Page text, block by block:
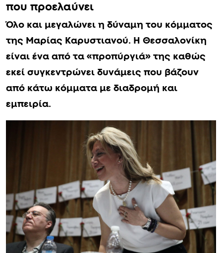
που προελαύνει
Όλο και μεγαλώνει η δύναμη του κόμματος
της Μαρίας Καρυστιανού. Η Θεσσαλονίκη
είναι ένα από τα «προπύργιά» της καθώς
εκεί συγκεντρώνει δυνάμεις που βάζουν
από κάτω κόμματα με διαδρομή και
εμπειρία.